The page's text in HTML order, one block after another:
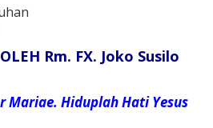
Rm. FX. Joko Susilo
Mariae. Hiduplah Hati Yesus